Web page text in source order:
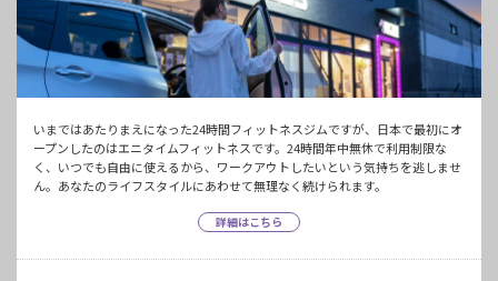
いまではあたりまえになった24時間フィットネスジムですが、日本で最初にオ
ープンしたのはエニタイムフィットネスです。24時間年中無休で利用制限な
く、いつでも自由に使えるから、ワークアウトしたいという気持ちを逃しませ
ん。あなたのライフスタイルにあわせて無理なく続けられます。
詳細はこちら